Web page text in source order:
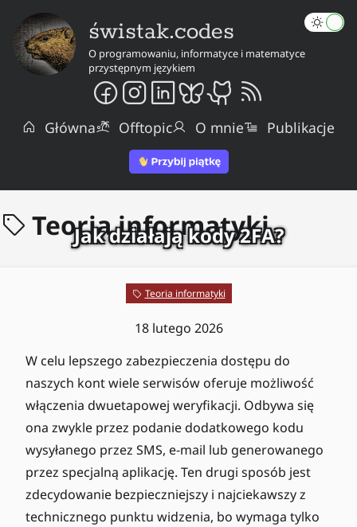
świstak.codes
O programowaniu, informatyce i matematyce
przystępnym językiem
Główna Offtopic O mnie Publikacje
Teoria informatyki
Jak działają kody 2FA?
Teoria informatyki
18 lutego 2026
W celu lepszego zabezpieczenia dostępu do
naszych kont wiele serwisów oferuje możliwość
włączenia dwuetapowej weryfikacji. Odbywa się
ona zwykle przez podanie dodatkowego kodu
wysyłanego przez SMS, e-mail lub generowanego
przez specjalną aplikację. Ten drugi sposób jest
zdecydowanie bezpieczniejszy i najciekawszy z
technicznego punktu widzenia, bo wymaga tylko